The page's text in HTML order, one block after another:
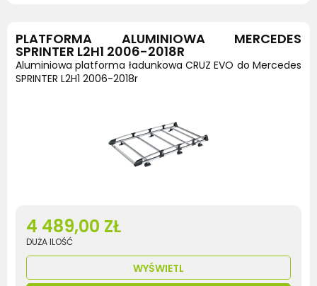
PLATFORMA ALUMINIOWA MERCEDES
SPRINTER L2H1 2006-2018R
Aluminiowa platforma ładunkowa CRUZ EVO do Mercedes
SPRINTER L2H1 2006-2018r
4 489,00 ZŁ
DUŻA ILOŚĆ
WYŚWIETL